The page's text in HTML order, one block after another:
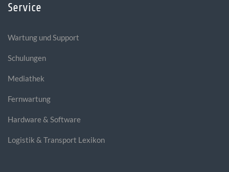
Service
Wartung und Support
Schulungen
Mediathek
Fernwartung
Hardware & Software
Logistik & Transport Lexikon